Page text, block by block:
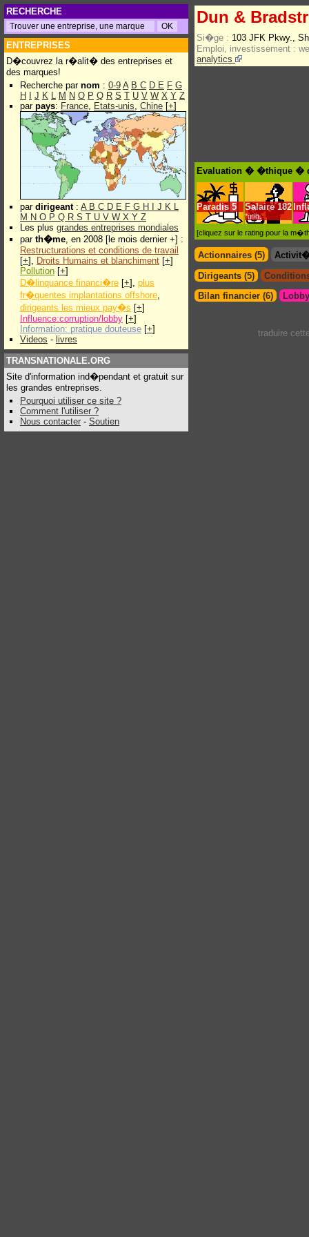
RECHERCHE
ENTREPRISES
D�couvrez la r�alit� des entreprises et
des marques!
Recherche par nom : 0-9 A B C D E F G
H
J K L M N O P Q R S T U V W X Y Z
par pays: France, Etats-unis, Chine [+]
par dirigeant: A B C D E F G H J K L
M N O P Q R S T U V W X Y Z
Les plus grandes entreprises mondiales
par th�me, en 2008 [le mois dernier +] :
Restructurations et conditions de travail
[+], Droits Humains et blanchiment [+]
Pollution [+]
D�linquance financi�re [+], plus
fr�quentes implantations offshore,
dirigeants les mieux pay�s [+]
Influence:corruption/lobby [+]
Information: pratique douteuse [+]
Videos - livres
TRANSNATIONALE.ORG
Site d'information ind�pendant et gratuit sur
les grandes entreprises.
Pourquoi utiliser ce site ?
Comment l'utiliser ?
Nous contacter - Soutien
Dun &
Si�ge : 103 JFK Pkwy.,
Emploi, investissement :
analytics
Evaluation � �thique �
Paradis 5 Salaire 182
*min.
[cliquez sur le rating pour la
Actionnaires (5)
Dirigeants (5)
Bilan financier (6)
traduire